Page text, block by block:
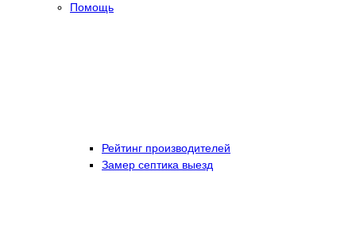
Помощь
Рейтинг производителей
Замер септика выезд